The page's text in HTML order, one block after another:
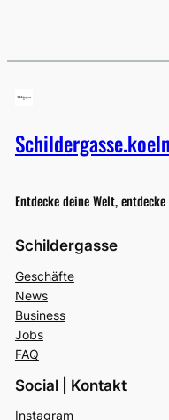
Schildergasse.koeln
Entdecke deine Welt,
Schildergasse
Geschäfte
News
Business
Jobs
FAQ
Social | Kontakt
Instagram